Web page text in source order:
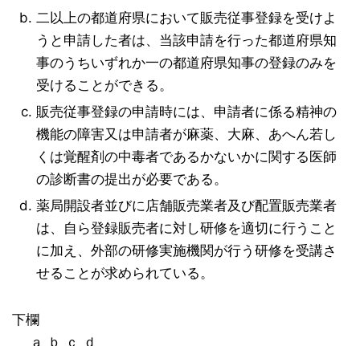
二以上の都道府県において販売従事登録を受けよ
うと申請した者は、当該申請を行った都道府県知
事のうちいずれか一の都道府県知事の登録のみを
受けることができる。
販売従事登録の申請時には、申請者に係る精神の
機能の障害又は申請者が麻薬、大麻、あへん若し
くは覚醒剤の中毒者であるかないかに関する医師
の診断書の提出が必要である。
薬局開設者並びに店舗販売業者及び配置販売業者
は、自ら登録販売者に対し研修を適切に行うこと
に加え、外部の研修実施機関が行う研修を受講さ
せることが求められている。
下欄
ａ ｂ ｃ ｄ